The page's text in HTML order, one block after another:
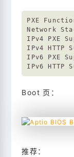
PXE
Network
IPv4 PXE
IPv4
IPv6 PXE
Boot 页：
推荐：